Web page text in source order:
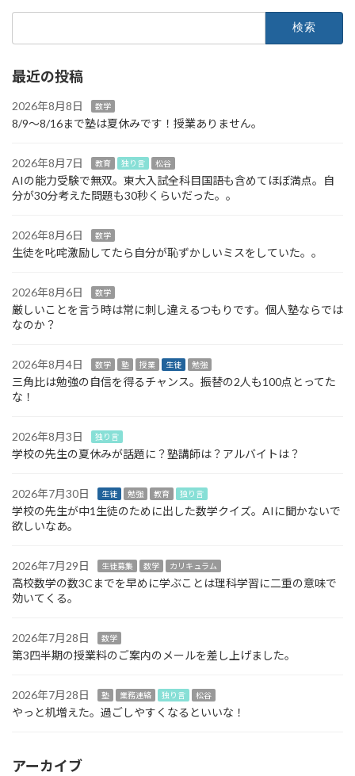
最近の投稿
2026年8月8日 数学
8/9～8/16まで塾は夏休みです！授業ありません。
2026年8月7日 教育 独り言 松谷
AIの能力受験で無双。東大入試全科目国語も含めてほぼ満点。自
分が30分考えた問題も30秒くらいだった。。
2026年8月6日 数学
生徒を叱咤激励してたら自分が恥ずかしいミスをしていた。。
2026年8月6日 数学
厳しいことを言う時は常に刺し違えるつもりです。個人塾ならでは
なのか？
2026年8月4日 数学 塾 授業 生徒 勉強
三角比は勉強の自信を得るチャンス。振替の2人も100点とってた
な！
2026年8月3日 独り言
学校の先生の夏休みが話題に？塾講師は？アルバイトは？
2026年7月30日 生徒 勉強 教育 独り言
学校の先生が中1生徒のために出した数学クイズ。AIに聞かないで
欲しいなあ。
2026年7月29日 生徒募集 数学 カリキュラム
高校数学の数3Cまでを早めに学ぶことは理科学習に二重の意味で
効いてくる。
2026年7月28日 数学
第3四半期の授業料のご案内のメールを差し上げました。
2026年7月28日 塾 業務連絡 独り言 松谷
やっと机増えた。過ごしやすくなるといいな！
アーカイブ